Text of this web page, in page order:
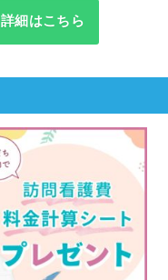
詳細はこちら